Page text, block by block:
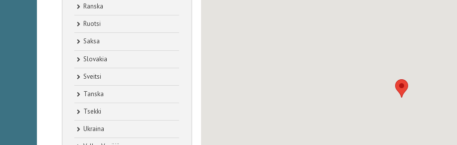
Ranska
Ruotsi
Saksa
Slovakia
Sveitsi
Tanska
Tsekki
Ukraina